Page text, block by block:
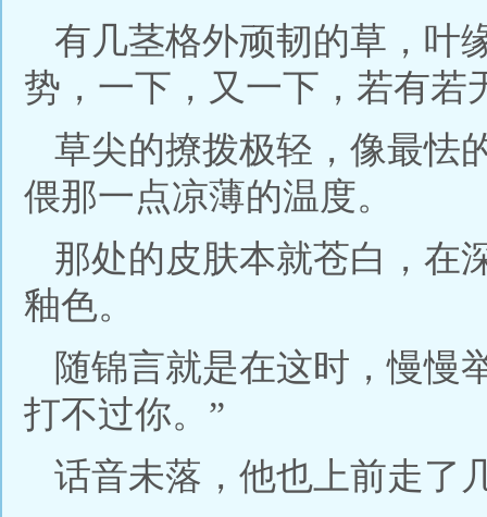
有几茎格外顽韧的草，叶
势，一下，又一下，若有若
草尖的撩拨极轻，像最怯
偎那一点凉薄的温度。
那处的皮肤本就苍白，在
釉色。
随锦言就是在这时，慢慢
打不过你。”
话音未落，他也上前走了